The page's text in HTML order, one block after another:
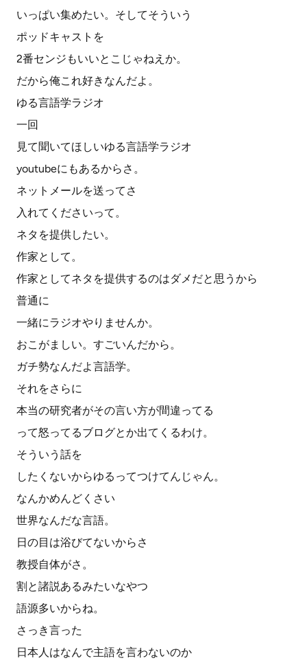
いっぱい集めたい。そしてそういう
ポッドキャストを
2番センジもいいとこじゃねえか。
だから俺これ好きなんだよ。
ゆる言語学ラジオ
一回
見て聞いてほしいゆる言語学ラジオ
youtubeにもあるからさ。
ネットメールを送ってさ
入れてくださいって。
ネタを提供したい。
作家として。
作家としてネタを提供するのはダメだと思うから
普通に
一緒にラジオやりませんか。
おこがましい。すごいんだから。
ガチ勢なんだよ言語学。
それをさらに
本当の研究者がその言い方が間違ってる
って怒ってるブログとか出てくるわけ。
そういう話を
したくないからゆるってつけてんじゃん。
なんかめんどくさい
世界なんだな言語。
日の目は浴びてないからさ
教授自体がさ。
割と諸説あるみたいなやつ
語源多いからね。
さっき言った
日本人はなんで主語を言わないのか